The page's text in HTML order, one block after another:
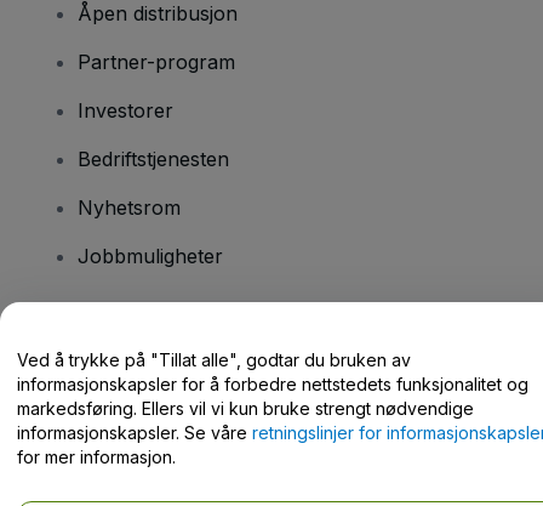
Åpen distribusjon
Partner-program
Investorer
Bedriftstjenesten
Nyhetsrom
Jobbmuligheter
Hjelpesenter / kontakt oss
Ved å trykke på "Tillat alle", godtar du bruken av
informasjonskapsler for å forbedre nettstedets funksjonalitet og
markedsføring. Ellers vil vi kun bruke strengt nødvendige
informasjonskapsler. Se våre retningslinjer for
for mer informasjon.